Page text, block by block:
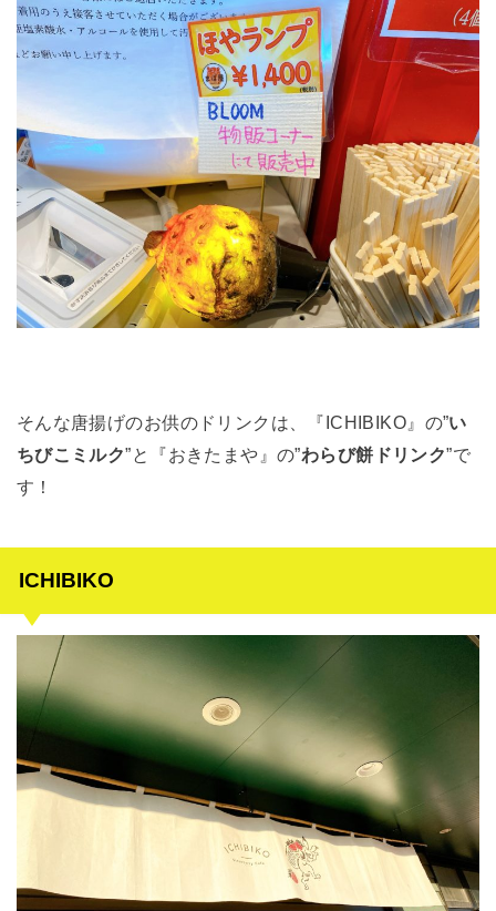
そんな唐揚げのお供のドリンクは、『ICHIBIKO』の”い
ちびこミルク”と『おきたまや』の”わらび餅ドリンク”で
す！
ICHIBIKO